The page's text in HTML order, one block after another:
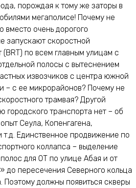
порождая к тому же заторы в
мегаполисе! Почему не
вместо очень дорогого
запускают скоростной
(BRT) по всем главным улицам с
полосы с вытеснением
извозчиков с центра южной
– с ее микрорайонов? Почему не
трамвая? Другой
городского транспорта нет – об
Сеула, Копенгагена,
т.д. Единственное продвижение по
коллапса – выделение
для ОТ по улице Абая и от
до пересечения Северного кольца
Поэтому должны появиться скверы